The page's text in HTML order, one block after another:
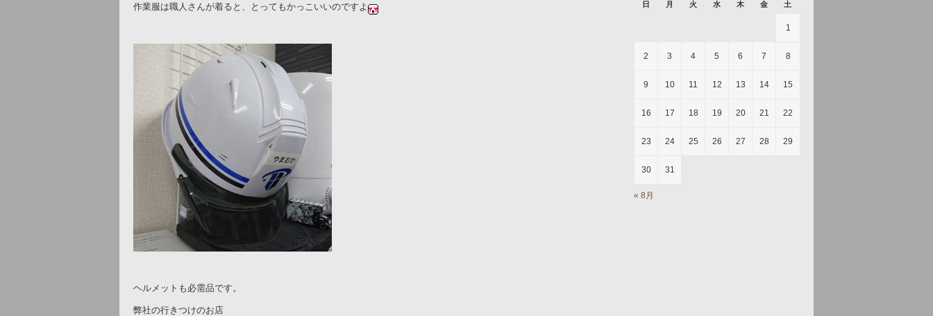
作業服は職人さんが着ると、とってもかっこいいのですよ
ヘルメットも必需品です。
弊社の行きつけのお店
日 月 火 水 木 金 土
« 8月
1
2 3 4 5 6 7 8
9 10 11 12 13 14 15
16 17 18 19 20 21 22
23 24 25 26 27 28 29
30 31